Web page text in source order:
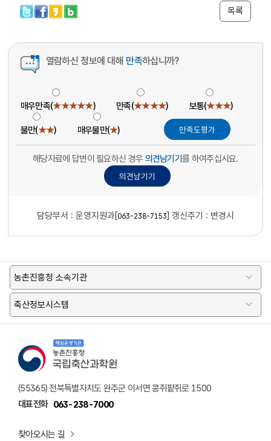
목록
열람하신 정보에 대해 만족하십니까?
매우만족(★★★★★) 만족(★★★★) 보통(★★★)
불만(★★) 매우불만(★)
해당자료에 답변이 필요하신 경우 의견남기기를 하여주십시요.
담당부서 : 운영지원과[063-238-7153] 갱신주기 : 변경시
농촌진흥청 소속기관
축산정보시스템
(55365) 전북특별자치도 완주군 이서면 콩쥐팥쥐로 1500
대표전화 063-238-7000
찾아오시는 길